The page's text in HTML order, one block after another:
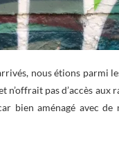
nous étions parmi
pas d’accès
bien aménagé avec